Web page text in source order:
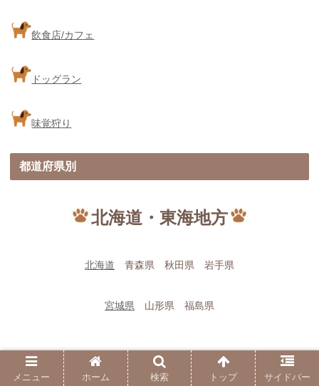
飲食店/カフェ
ドッグラン
味覚狩り
都道府県別
北海道・東海地方
北海道 青森県 秋田県 岩手県
宮城県 山形県 福島県
メニュー ホーム 検索 トップ サイドバー